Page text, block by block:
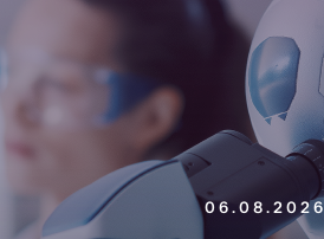
06.08.2026